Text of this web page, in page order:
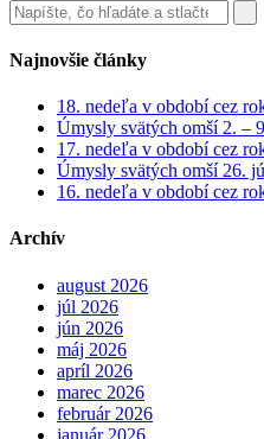
Najnovšie články
18. nedeľa v období cez
Úmysly svätých omší 2. –
17. nedeľa v období cez
Úmysly svätých omší 26.
16. nedeľa v období cez
Archív
august 2026
júl 2026
jún 2026
máj 2026
apríl 2026
marec 2026
február 2026
január 2026